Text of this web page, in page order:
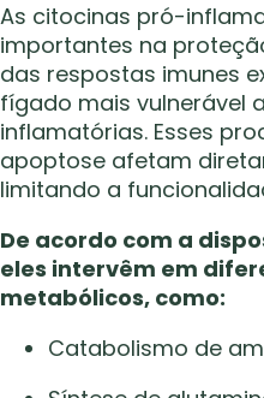
As citocinas pró-
importantes na
das respostas imunes
fígado mais vulnerável
inflamatórias. Esses
apoptose afetam
limitando a
De acordo com a
eles intervêm em
metabólicos, como:
Catabolismo de